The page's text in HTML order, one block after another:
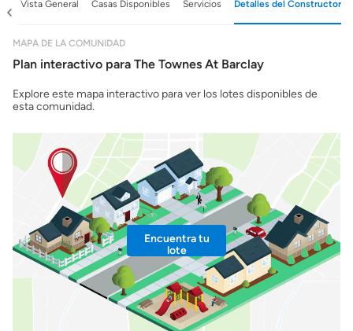
Vista General Casas Disponibles Servicios Detalles del Constructor
MAPA DE LA COMUNIDAD
Plan interactivo para The Townes At Barclay
Explore este mapa interactivo para ver los lotes disponibles de
esta comunidad.
Encuentra tu
lote